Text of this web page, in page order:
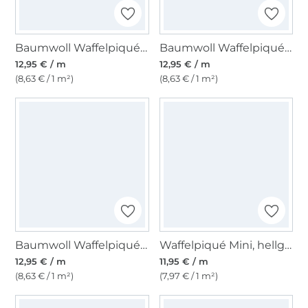
Baumwoll Waffelpiqué, weinrot
12,95 € / m
(8,63 € / 1 m²)
Baumwoll Waffelpiqué, bordeaux
12,95 € / m
(8,63 € / 1 m²)
Baumwoll Waffelpiqué, dunkellila
12,95 € / m
(8,63 € / 1 m²)
Waffelpiqué Mini, hellgrau
11,95 € / m
(7,97 € / 1 m²)